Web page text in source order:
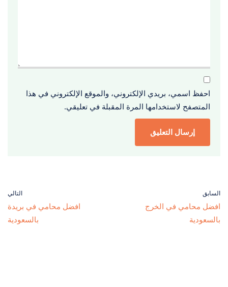
احفظ اسمي، بريدي الإلكتروني، والموقع الإلكتروني في هذا
المتصفح لاستخدامها المرة المقبلة في تعليقي.
السابق
افضل محامي في الخرج
بالسعودية
التالي
افضل محامي في بريدة
بالسعودية